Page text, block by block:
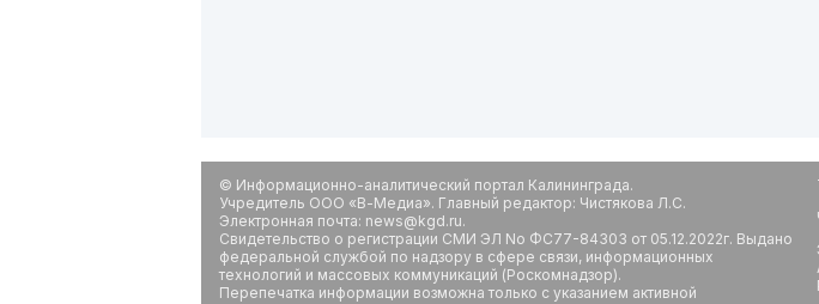
© Информационно-аналитический портал Калининграда.
Учредитель ООО «В-Медиа». Главный редактор: Чистякова Л.С.
Электронная почта: news@kgd.ru.
Свидетельство о регистрации СМИ ЭЛ No ФС77-84303 от 05.12.2022г. Выдано
федеральной службой по надзору в сфере связи, информационных
технологий и массовых коммуникаций (Роскомнадзор).
Перепечатка информации возможна только с указанием активной